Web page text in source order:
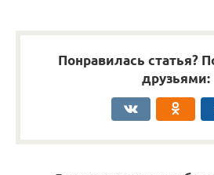
Понравилась статья?
друзьями: